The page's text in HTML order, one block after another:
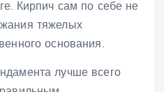
Кирпич сам по себе не
тяжелых
основания.
лучше всего